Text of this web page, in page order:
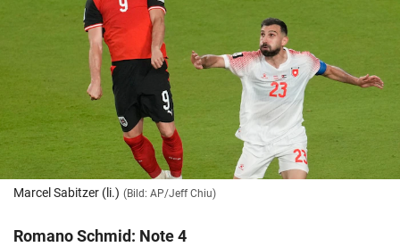
Marcel Sabitzer (li.) (Bild: AP/Jeff Chiu)
Romano Schmid: Note 4